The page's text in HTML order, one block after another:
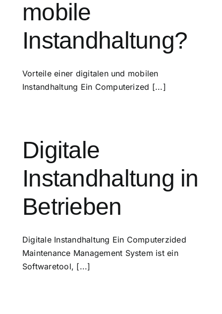
mobile
Instandhaltung?
Vorteile einer digitalen und mobilen
Instandhaltung Ein Computerized [...]
Digitale
Instandhaltung in
Betrieben
Digitale Instandhaltung Ein Computerzided
Maintenance Management System ist ein
Softwaretool, [...]